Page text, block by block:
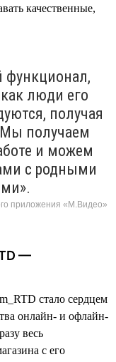
качественные,
функционал,
люди его
получая
получаем
и можем
с родными
приложения «М.Видео»
—
стало сердцем
онлайн- и офлайн-
весь
с его